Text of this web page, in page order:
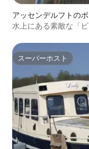
アッセンデルフトの
水上にある素敵な「
スーパーホスト
スーパーホスト